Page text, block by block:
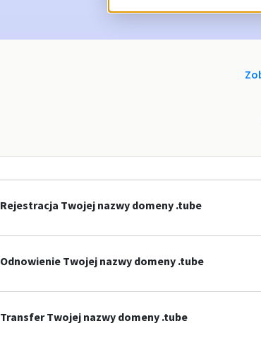
Rejestracja Twojej nazwy domeny .tube
Odnowienie Twojej nazwy domeny .tube
Transfer Twojej nazwy domeny .tube